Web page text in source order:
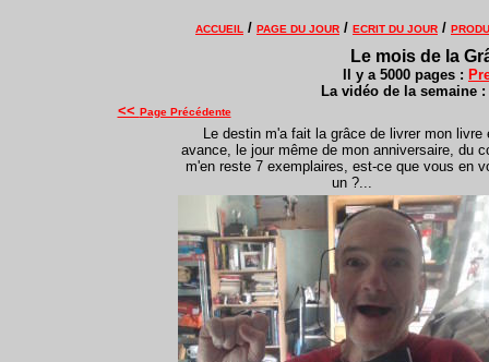
ACCUEIL / PAGE DU JOUR / ECRIT DU JOUR /
Le mois de la
Il y a 5000 pages :
La vidéo de la semaine :
<< Page Précédente
Le destin m'a fait la grâce de livrer mon livre
avance, le jour même de mon anniversaire, du
m'en reste 7 exemplaires, est-ce que vous en
un ?...